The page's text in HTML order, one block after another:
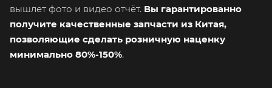
вышлет фото и видео отчёт. Вы гарантированно
получите качественные запчасти из Китая,
позволяющие сделать розничную наценку
минимально 80%-150%.